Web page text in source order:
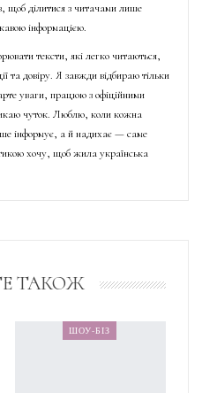
щоб ділитися з читачами лише
інформацією.
тексти, які легко читаються,
та довіру. Я завжди відбираю тільки
уваги, працюю з офіційними
чуток. Люблю, коли кожна
інформує, а й надихає — саме
хочу, щоб жила українська
ТАКОЖ
ШОУ-БІЗ